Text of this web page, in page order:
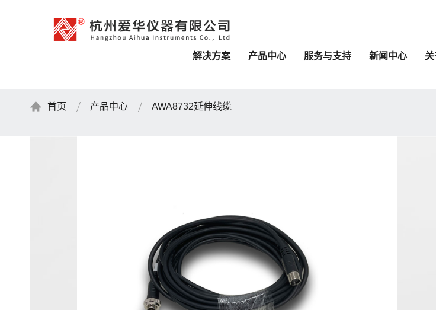
解决方案 产品中心 服务与支持 新闻中心
首页 产品中心 AWA8732延伸线缆